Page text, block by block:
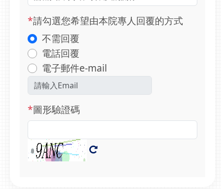
*請勾選您希望由本院專人回覆的方式
不需回覆
電話回覆
電子郵件e-mail
*圖形驗證碼